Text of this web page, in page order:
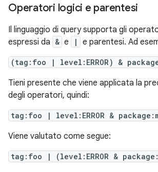
Operatori logici e parentesi
Il linguaggio di query supporta gli
espressi da & e | e parentesi. Ad
(tag:foo | level:ERROR) &
Tieni presente che viene applicata la
degli operatori, quindi:
tag:foo | level:ERROR &
Viene valutato come segue:
tag:foo | (level:ERROR &